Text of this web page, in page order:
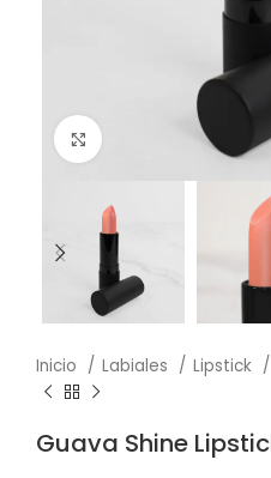
Click to enlarge
Inicio Labiales Lipstick
Guava Shine